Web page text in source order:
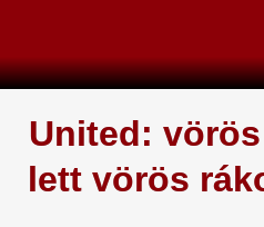
content
United:
lett vörös